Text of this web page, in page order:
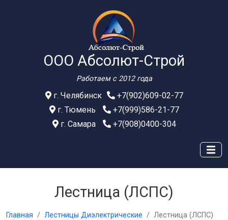
ООО Абсолют-Строй
Работаем с 2012 года
г. Челябинск
+7(902)609-02-77
г. Тюмень
+7(999)586-21-77
г. Самара
+7(908)0400-304
Лестница (ЛСПС)
Главная Лестницы Диэлектрические Лестница (ЛСПС)